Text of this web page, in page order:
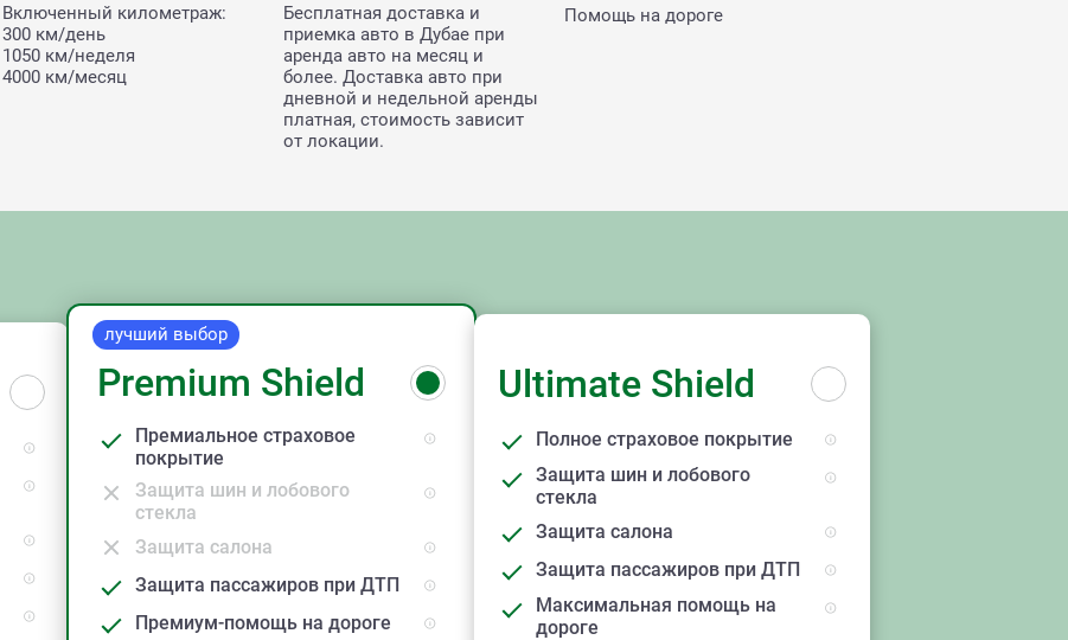
Включенный километраж:
300 км/день
1050 км/неделя
4000 км/месяц
Бесплатная доставка и
приемка авто в Дубае при
аренда авто на месяц и
более. Доставка авто при
дневной и недельной аренды
платная, стоимость зависит
от локации.
Помощь на дороге
лучший выбор
Premium Shield
Премиальное страховое
покрытие
Защита шин и лобового
стекла
Защита салона
Защита пассажиров при ДТП
Премиум-помощь на дороге
Ultimate Shield
Полное страховое покрытие
Защита шин и лобового
стекла
Защита салона
Защита пассажиров при ДТП
Максимальная помощь на
дороге